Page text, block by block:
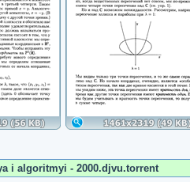
i algoritmyi - 2000.djvu.torrent